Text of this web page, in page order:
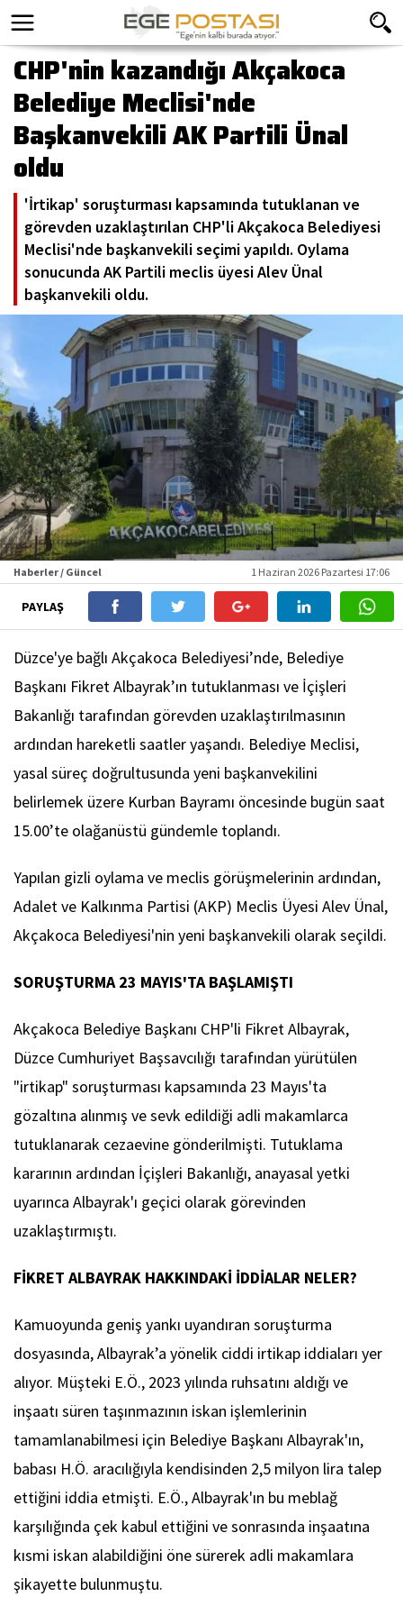
CHP'nin kazandığı Akçakoca
Belediye Meclisi'nde
Başkanvekili AK Partili Ünal
oldu
'İrtikap' soruşturması kapsamında tutuklanan ve
görevden uzaklaştırılan CHP'li Akçakoca Belediyesi
Meclisi'nde başkanvekili seçimi yapıldı. Oylama
sonucunda AK Partili meclis üyesi Alev Ünal
başkanvekili oldu.
Haberler / Güncel 1 Haziran 2026 Pazartesi 17:06
PAYLAŞ
Düzce'ye bağlı Akçakoca Belediyesi’nde, Belediye
Başkanı Fikret Albayrak’ın tutuklanması ve İçişleri
Bakanlığı tarafından görevden uzaklaştırılmasının
ardından hareketli saatler yaşandı. Belediye Meclisi,
yasal süreç doğrultusunda yeni başkanvekilini
belirlemek üzere Kurban Bayramı öncesinde bugün saat
15.00’te olağanüstü gündemle toplandı.
Yapılan gizli oylama ve meclis görüşmelerinin ardından,
Adalet ve Kalkınma Partisi (AKP) Meclis Üyesi Alev Ünal,
Akçakoca Belediyesi'nin yeni başkanvekili olarak seçildi.
SORUŞTURMA 23 MAYIS'TA BAŞLAMIŞTI
Akçakoca Belediye Başkanı CHP'li Fikret Albayrak,
Düzce Cumhuriyet Başsavcılığı tarafından yürütülen
"irtikap" soruşturması kapsamında 23 Mayıs'ta
gözaltına alınmış ve sevk edildiği adli makamlarca
tutuklanarak cezaevine gönderilmişti. Tutuklama
kararının ardından İçişleri Bakanlığı, anayasal yetki
uyarınca Albayrak'ı geçici olarak görevinden
uzaklaştırmıştı.
FİKRET ALBAYRAK HAKKINDAKİ İDDİALAR NELER?
Kamuoyunda geniş yankı uyandıran soruşturma
dosyasında, Albayrak’a yönelik ciddi irtikap iddiaları yer
alıyor. Müşteki E.Ö., 2023 yılında ruhsatını aldığı ve
inşaatı süren taşınmazının iskan işlemlerinin
tamamlanabilmesi için Belediye Başkanı Albayrak'ın,
babası H.Ö. aracılığıyla kendisinden 2,5 milyon lira talep
ettiğini iddia etmişti. E.Ö., Albayrak'ın bu meblağ
karşılığında çek kabul ettiğini ve sonrasında inşaatına
kısmi iskan alabildiğini öne sürerek adli makamlara
şikayette bulunmuştu.